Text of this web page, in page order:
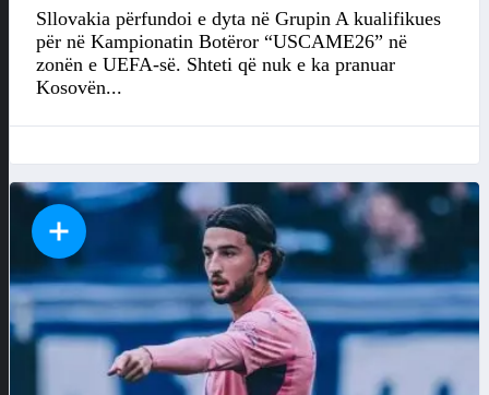
Sllovakia përfundoi e dyta në Grupin A kualifikues
për në Kampionatin Botëror “USCAME26” në
zonën e UEFA-së. Shteti që nuk e ka pranuar
Kosovën...